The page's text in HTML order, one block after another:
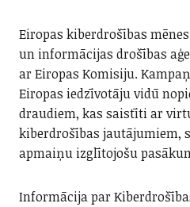
Eiropas kiberdrošības
un informācijas drošības
ar Eiropas Komisiju.
Eiropas iedzīvotāju vidū
draudiem, kas saistīti ar
kiberdrošības jautājumiem,
apmaiņu izglītojošu
Informācija par